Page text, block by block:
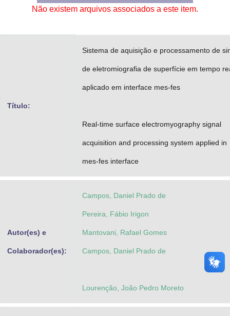
Banco Central do Brasil
Planalto
Não existem arquivos associados a este item.
Título:
Sistema de aquisição e processamento de
de eletromiografia de superfície em tempo
aplicado em interface mes-fes
Real-time surface electromyography signal
acquisition and processing system applied in
mes-fes interface
Autor(es) e
Colaborador(es):
Campos, Daniel Prado de
Pereira, Fábio Irigon
Mantovani, Rafael Gomes
Campos, Daniel Prado de
Lourenção, João Pedro Moreto